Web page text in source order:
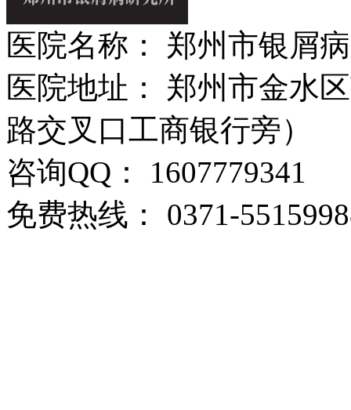
医院名称： 郑州市银屑
医院地址： 郑州市金水
路交叉口工商银行旁）
咨询QQ： 1607779341
免费热线： 0371-